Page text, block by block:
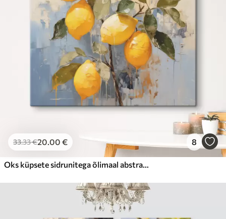
33.33€20.00 € 8
Oks küpsete sidrunitega õlimaal abstraktne kunst, kollane, sinine ja roheline värv